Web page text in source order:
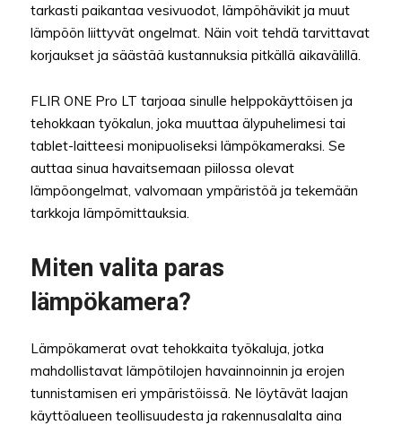
tarkasti paikantaa vesivuodot, lämpöhävikit ja muut
lämpöön liittyvät ongelmat. Näin voit tehdä tarvittavat
korjaukset ja säästää kustannuksia pitkällä aikavälillä.
FLIR ONE Pro LT tarjoaa sinulle helppokäyttöisen ja
tehokkaan työkalun, joka muuttaa älypuhelimesi tai
tablet-laitteesi monipuoliseksi lämpökameraksi. Se
auttaa sinua havaitsemaan piilossa olevat
lämpöongelmat, valvomaan ympäristöä ja tekemään
tarkkoja lämpömittauksia.
Miten valita paras
lämpökamera?
Lämpökamerat ovat tehokkaita työkaluja, jotka
mahdollistavat lämpötilojen havainnoinnin ja erojen
tunnistamisen eri ympäristöissä. Ne löytävät laajan
käyttöalueen teollisuudesta ja rakennusalalta aina